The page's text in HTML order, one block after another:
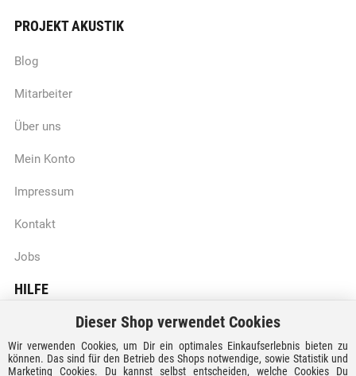
PROJEKT AKUSTIK
Blog
Mitarbeiter
Über uns
Mein Konto
Impressum
Kontakt
Jobs
HILFE
Batteriegesetzhinweise
Vertrag widerrufen
Dieser Shop verwendet Cookies
Wir verwenden Cookies, um Dir ein optimales Einkaufserlebnis bieten zu
können. Das sind für den Betrieb des Shops notwendige, sowie Statistik und
Marketing Cookies. Du kannst selbst entscheiden, welche Cookies Du